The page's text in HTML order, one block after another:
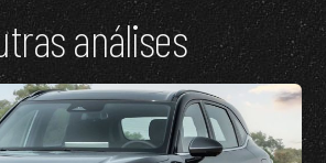
análises